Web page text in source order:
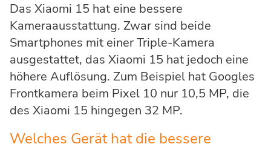
Das Xiaomi 15 hat eine bessere
Kameraausstattung. Zwar sind beide
Smartphones mit einer Triple-Kamera
ausgestattet, das Xiaomi 15 hat jedoch eine
höhere Auflösung. Zum Beispiel hat Googles
Frontkamera beim Pixel 10 nur 10,5 MP, die
des Xiaomi 15 hingegen 32 MP.
Welches Gerät hat die bessere